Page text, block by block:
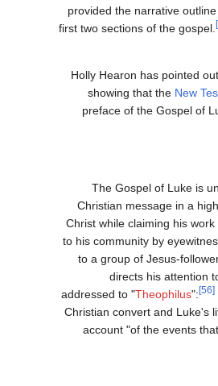
provided the narrative
first two sections of the gospel.
Holly Hearon has pointed
showing that the New
preface of the Gospel of
The Gospel of Luke is
Christian message in a
Christ while claiming his
to his community by
to a group of Jesus-
directs his attention
addressed to "Theophilus": [56]
Christian convert and Luke's
account "of the events